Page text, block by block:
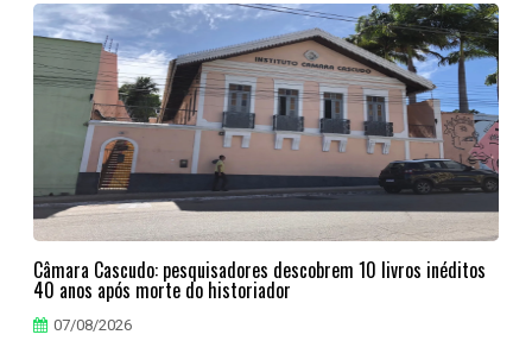
Câmara Cascudo: pesquisadores descobrem 10 livros inéditos
40 anos após morte do historiador
07/08/2026